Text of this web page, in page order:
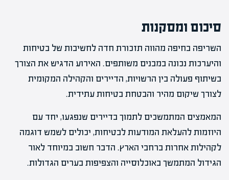
סיכום ומסקנות
השריפה בחיפה מהווה תזכורת חדה לחשיבות של בטיחות
והיערכות נכונה במבנים משותפים. האירוע הדגיש את הצורך
בשיתוף פעולה בין הרשויות, הדיירים והקהילה המקומית
לצורך שיקום מהיר והבטחת בטיחות עתידית.
המאמצים המתמשכים לתמוך בדיירים שנפגעו, יחד עם
היוזמות להעלאת המודעות לבטיחות, יכולים לשמש דוגמה
לקהילות אחרות ברחבי הארץ. הדבר חשוב במיוחד לאור
הגידול המתמשך באוכלוסייה והצפיפות בערים הגדולות.